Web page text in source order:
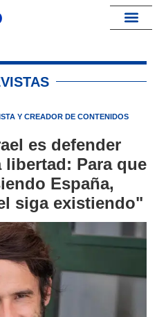
Y CREADOR DE CONTENIDOS
es defender
Para que
España,
siga existiendo"